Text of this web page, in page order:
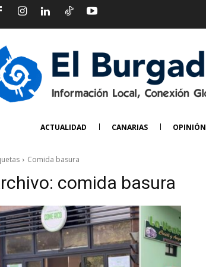
ACTUALIDAD CANARIAS OPINIÓN
Comida basura
comida basura